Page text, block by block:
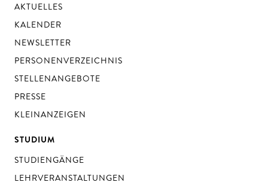
AKTUELLES
KALENDER
NEWSLETTER
PERSONENVERZEICHNIS
STELLENANGEBOTE
PRESSE
KLEINANZEIGEN
STUDIUM
STUDIENGÄNGE
LEHRVERANSTALTUNGEN